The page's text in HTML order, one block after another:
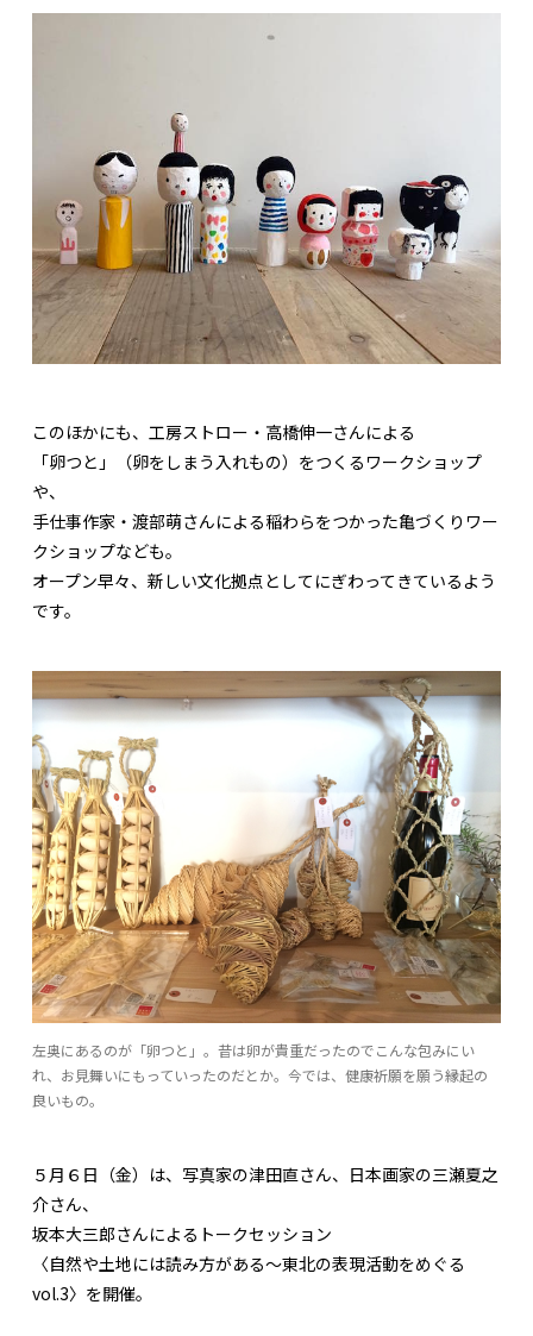
このほかにも、工房ストロー・高橋伸一さんによる
「卵つと」（卵をしまう入れもの）をつくるワークショップ
や、
手仕事作家・渡部萌さんによる稲わらをつかった亀づくりワー
クショップなども。
オープン早々、新しい文化拠点としてにぎわってきているよう
です。
左奥にあるのが「卵つと」。昔は卵が貴重だったのでこんな包みにい
れ、お見舞いにもっていったのだとか。今では、健康祈願を願う縁起の
良いもの。
５月６日（金）は、写真家の津田直さん、日本画家の三瀬夏之
介さん、
坂本大三郎さんによるトークセッション
〈自然や土地には読み方がある〜東北の表現活動をめぐる
vol.3〉を開催。